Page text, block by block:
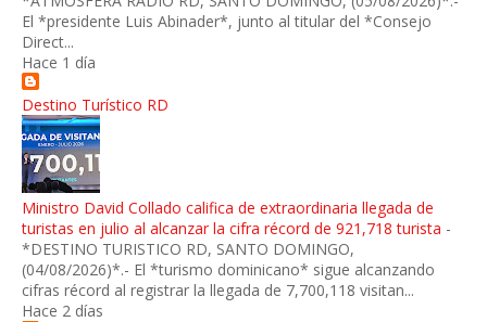
El *presidente Luis Abinader*, junto al titular del *Consejo
Direct...
Hace 1 día
Destino Turístico RD
Ministro David Collado califica de extraordinaria llegada de
turistas en julio al alcanzar la cifra récord de 921,718 turista -
*DESTINO TURISTICO RD, SANTO DOMINGO,
(04/08/2026)*.- El *turismo dominicano* sigue alcanzando
cifras récord al registrar la llegada de 7,700,118 visitan...
Hace 2 días